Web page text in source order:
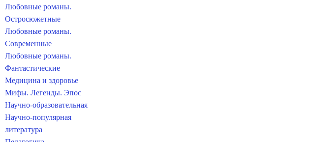
Любовные романы.
Остросюжетные
Любовные романы.
Современные
Любовные романы.
Фантастические
Медицина и здоровье
Мифы. Легенды. Эпос
Научно-образовательная
Научно-популярная
литература